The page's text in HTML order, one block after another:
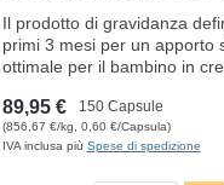
Il prodotto di gravidanza
primi 3 mesi per un apporto
ottimale per il bambino in
non si utilizza olio di pesce.
bioattive, estremamente
durante la gravidanza.
89,95 € 150 Capsule
(856,67 €/kg, 0,60 €/Capsula)
IVA inclusa più Spese di spedizione